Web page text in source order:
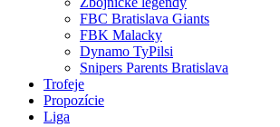
FBC Bratislava Giants
FBK Malacky
Dynamo TyPilsi
Snipers Parents Bratislava
Trofeje
Propozície
Liga